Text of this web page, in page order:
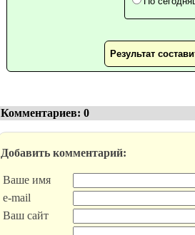
Результат
Комментариев: 0
Добавить комментарий:
Ваше имя
e-mail
Ваш сайт